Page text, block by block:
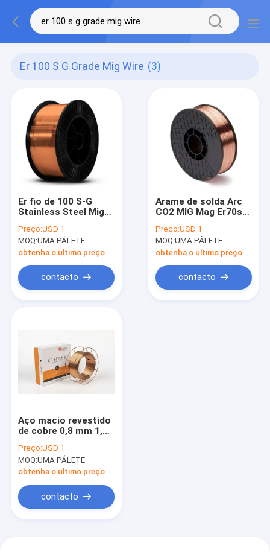
Er 100 S G Grade Mig Wire (3)
Er fio de 100 S-G
Stainless Steel Mig
metálica 1,2
milímetro 5kg
Preço:USD 1
MOQ:UMA PÁLETE
obtenha o ultimo preço
contacto
Arame de solda Arc
CO2 MIG Mag Er70s-6
Preço:USD 1
MOQ:UMA PÁLETE
obtenha o ultimo preço
contacto
Aço macio revestido
de cobre 0,8 mm 1,0
Er70s-6 CO2 MIG fio
de solda
Preço:USD 1
MOQ:UMA PÁLETE
obtenha o ultimo preço
contacto